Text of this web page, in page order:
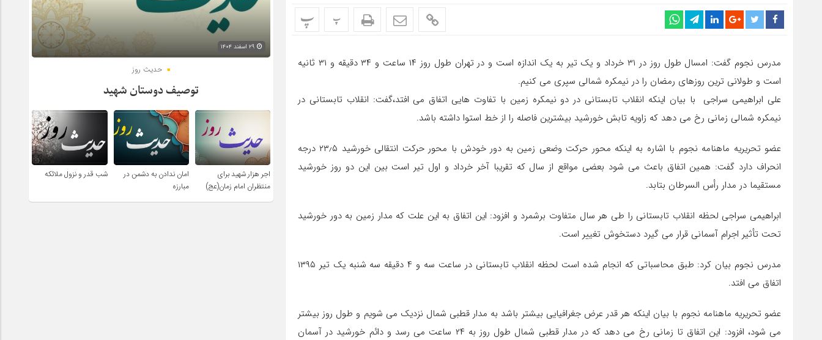
پ پ
مدرس نجوم گفت: امسال طول روز در ۳۱ خرداد و یک تیر به یک اندازه است و در تهران طول روز ۱۴ ساعت و ۳۴ دقیقه و ۳۱ ثانیه
است و طولانی ترین روزهای رمضان را در نیمکره شمالی سپری می کنیم.
علی ابراهیمی سراجی با بیان اینکه انقلاب تابستانی در دو نیمکره زمین با تفاوت هایی اتفاق می افتد،گفت: انقلاب تابستانی در
نیمکره شمالی زمانی رخ می دهد که زاویه تابش خورشید بیشترین فاصله را از خط استوا داشته باشد.
عضو تحریریه ماهنامه نجوم با اشاره به اینکه محور حرکت وضعی زمین به دور خودش با محور حرکت انتقالی خورشید ۲۳٫۵ درجه
انحراف دارد گفت: همین اتفاق باعث می شود بعضی مواقع از سال که تقریبا آخر خرداد و اول تیر است بین این دو روز خورشید
مستقیما در مدار رأس السرطان بتابد.
ابراهیمی سراجی لحظه انقلاب تابستانی را طی هر سال متفاوت برشمرد و افزود: این اتفاق به این علت که مدار زمین به دور خورشید
تحت تأثیر اجرام آسمانی قرار می گیرد دستخوش تغییر است.
مدرس نجوم بیان کرد: طبق محاسباتی که انجام شده است لحظه انقلاب تابستانی در ساعت سه و ۴ دقیقه سه شنبه یک تیر ۱۳۹۵
اتفاق می افتد.
عضو تحریریه ماهنامه نجوم با بیان اینکه هر قدر عرض جغرافیایی بیشتر باشد به مدار قطبی شمال نزدیک می شویم و طول روز بیشتر
می شود، افزود: این اتفاق تا زمانی رخ می دهد که در مدار قطبی شمال طول روز به ۲۴ ساعت می رسد و دائم خورشید در آسمان
حدیث روز
توصیف دوستان شهید
اجر هزار شهید برای
منتظران امام زمان(عج)
امان ندادن به دشمن در
مبارزه
شب قدر و نزول ملائکه